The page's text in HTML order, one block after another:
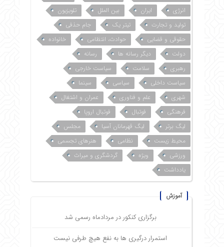
انرژی
ایران بین الملل
تلویزیون
تولید و تجارت
تیتر یک
جام حذفی
حقوقی و قضایی
حوادث، انتظامی
خانواده
دولت
دیگر رسانه ها
رسانه
رهبری
سلامت
سیاست خارجی
سیاست داخلی
سیاسی
سینما
شهری
علم و فناوری
عمران و اشتغال
فرهنگی
فوتبال
فوتبال اروپا
لیگ برتر
لیگ قهرمانان آسیا
مجلس
محیط زیست
نظامی
هنرهای تجسمی
ورزشی
ویژه
گردشگری و میراث
یادداشت
آموزش
برگزاری کنکور در مردادماه رسمی شد
استمرار درگیری ها به نفع هیچ طرفی نیست